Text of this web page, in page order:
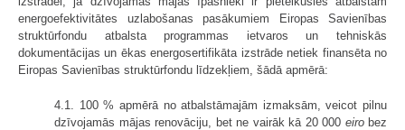
energoefektivitātes uzlabošanas pasākumiem Eiropas Savienības
struktūrfondu atbalsta programmas ietvaros un tehniskās
dokumentācijas un ēkas energosertifikāta izstrāde netiek finansēta no
Eiropas Savienības struktūrfondu līdzekļiem, šādā apmērā:
4.1. 100 % apmērā no atbalstāmajām izmaksām, veicot pilnu
dzīvojamās mājas renovāciju, bet ne vairāk kā 20 000 eirobez